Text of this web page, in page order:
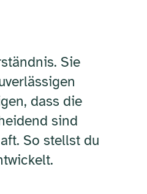
Sie
dass die
sind
So stellst du